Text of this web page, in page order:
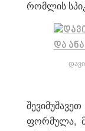
რომლის
ფორმულა,